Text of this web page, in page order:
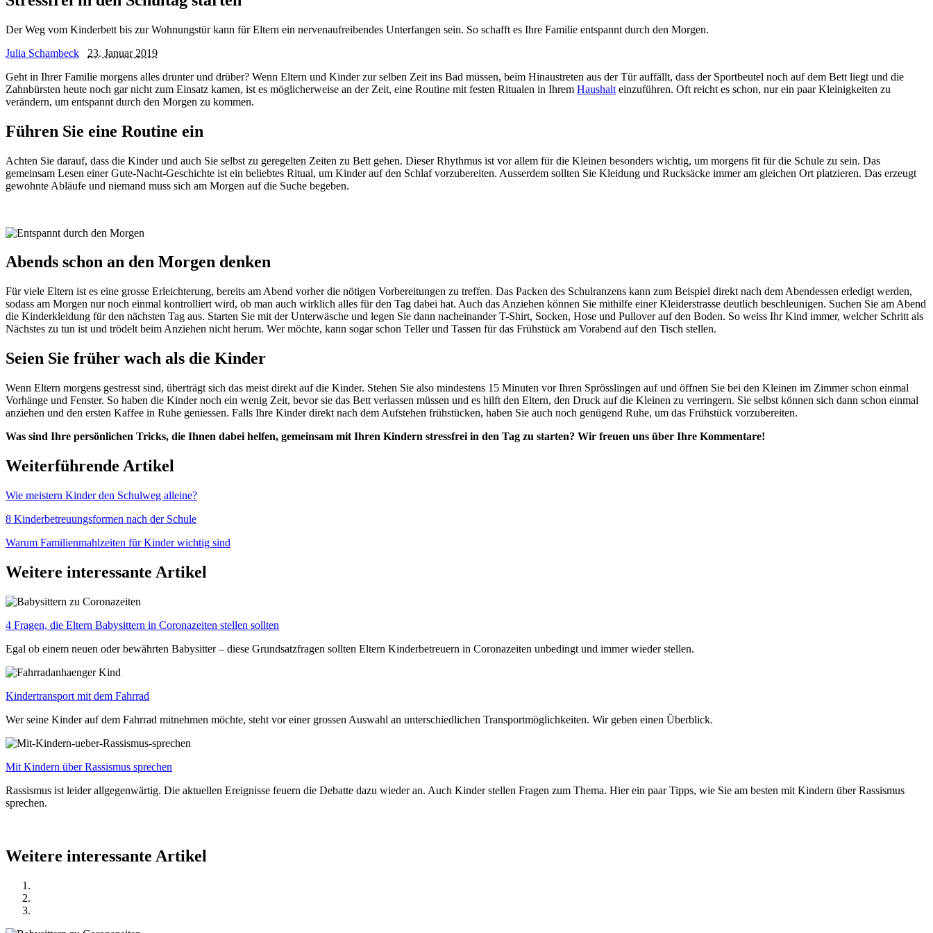
Der Weg vom Kinderbett bis zur Wohnungstür kann für Eltern ein nervenaufreibendes Unterfangen sein. So schafft es Ihre Familie entspannt durch den Morgen.
Julia Schambeck
23. Januar 2019
Geht in Ihrer Familie morgens alles drunter und drüber? Wenn Eltern und Kinder zur selben Zeit ins Bad müssen, beim Hinaustreten aus der Tür auffällt, dass der Sportbeutel noch auf dem Bett liegt und die
Zahnbürsten heute noch gar nicht zum Einsatz kamen, ist es möglicherweise an der Zeit, eine Routine mit festen Ritualen in Ihrem Haushalt einzuführen. Oft reicht es schon, nur ein paar Kleinigkeiten zu
verändern, um entspannt durch den Morgen zu kommen.
Führen Sie eine Routine ein
Achten Sie darauf, dass die Kinder und auch Sie selbst zu geregelten Zeiten zu Bett gehen. Dieser Rhythmus ist vor allem für die Kleinen besonders wichtig, um morgens fit für die Schule zu sein. Das
gemeinsam Lesen einer Gute-Nacht-Geschichte ist ein beliebtes Ritual, um Kinder auf den Schlaf vorzubereiten. Ausserdem sollten Sie Kleidung und Rucksäcke immer am gleichen Ort platzieren. Das erzeugt
gewohnte Abläufe und niemand muss sich am Morgen auf die Suche begeben.
Abends schon an den Morgen denken
Für viele Eltern ist es eine grosse Erleichterung, bereits am Abend vorher die nötigen Vorbereitungen zu treffen. Das Packen des Schulranzens kann zum Beispiel direkt nach dem Abendessen erledigt werden,
sodass am Morgen nur noch einmal kontrolliert wird, ob man auch wirklich alles für den Tag dabei hat. Auch das Anziehen können Sie mithilfe einer Kleiderstrasse deutlich beschleunigen. Suchen Sie am Abend
die Kinderkleidung für den nächsten Tag aus. Starten Sie mit der Unterwäsche und legen Sie dann nacheinander T-Shirt, Socken, Hose und Pullover auf den Boden. So weiss Ihr Kind immer, welcher Schritt als
Nächstes zu tun ist und trödelt beim Anziehen nicht herum. Wer möchte, kann sogar schon Teller und Tassen für das Frühstück am Vorabend auf den Tisch stellen.
Seien Sie früher wach als die Kinder
Wenn Eltern morgens gestresst sind, überträgt sich das meist direkt auf die Kinder. Stehen Sie also mindestens 15 Minuten vor Ihren Sprösslingen auf und öffnen Sie bei den Kleinen im Zimmer schon einmal
Vorhänge und Fenster. So haben die Kinder noch ein wenig Zeit, bevor sie das Bett verlassen müssen und es hilft den Eltern, den Druck auf die Kleinen zu verringern. Sie selbst können sich dann schon einmal
anziehen und den ersten Kaffee in Ruhe geniessen. Falls Ihre Kinder direkt nach dem Aufstehen frühstücken, haben Sie auch noch genügend Ruhe, um das Frühstück vorzubereiten.
Was sind Ihre persönlichen Tricks, die Ihnen dabei helfen, gemeinsam mit Ihren Kindern stressfrei in den Tag zu starten? Wir freuen uns über Ihre Kommentare!
Weiterführende Artikel
Wie meistern Kinder den Schulweg alleine?
8 Kinderbetreuungsformen nach der Schule
Warum Familienmahlzeiten für Kinder wichtig sind
Weitere interessante Artikel
4 Fragen, die Eltern Babysittern in Coronazeiten stellen sollten
Egal ob einem neuen oder bewährten Babysitter – diese Grundsatzfragen sollten Eltern Kinderbetreuern in Coronazeiten unbedingt und immer wieder stellen.
Kindertransport mit dem Fahrrad
Wer seine Kinder auf dem Fahrrad mitnehmen möchte, steht vor einer grossen Auswahl an unterschiedlichen Transportmöglichkeiten. Wir geben einen Überblick.
Mit Kindern über Rassismus sprechen
Rassismus ist leider allgegenwärtig. Die aktuellen Ereignisse feuern die Debatte dazu wieder an. Auch Kinder stellen Fragen zum Thema. Hier ein paar Tipps, wie Sie am besten mit Kindern über Rassismus
sprechen.
Weitere interessante Artikel